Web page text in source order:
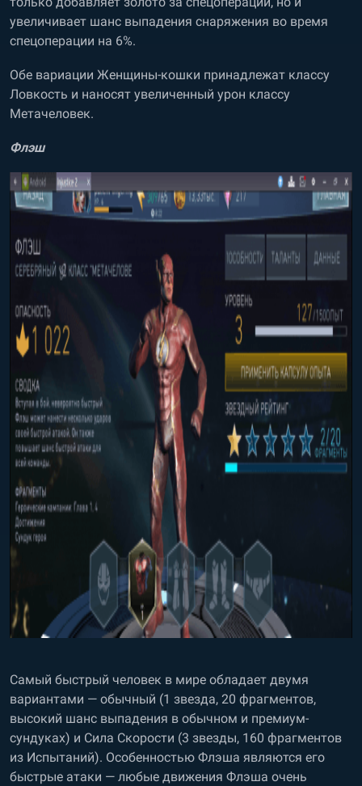
увеличивает шанс выпадения снаряжения во время
спецоперации на 6%.
Обе вариации Женщины-кошки принадлежат классу
Ловкость и наносят увеличенный урон классу
Метачеловек.
Флэш
Самый быстрый человек в мире обладает двумя
вариантами — обычный (1 звезда, 20 фрагментов,
высокий шанс выпадения в обычном и премиум-
сундуках) и Сила Скорости (3 звезды, 160 фрагментов
из Испытаний). Особенностью Флэша являются его
быстрые атаки — любые движения Флэша очень